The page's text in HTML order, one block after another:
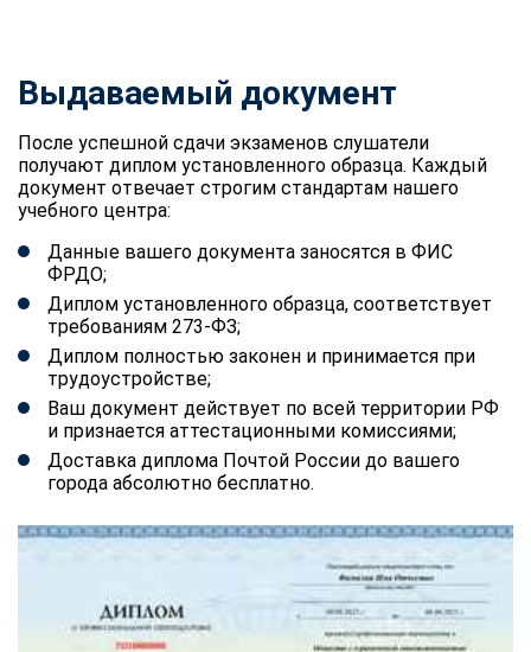
Выдаваемый документ
После успешной сдачи экзаменов слушатели
получают диплом установленного образца. Каждый
документ отвечает строгим стандартам нашего
учебного центра:
Данные вашего документа заносятся в ФИС
ФРДО;
Диплом установленного образца, соответствует
требованиям 273-ФЗ;
Диплом полностью законен и принимается при
трудоустройстве;
Ваш документ действует по всей территории РФ
и признается аттестационными комиссиями;
Доставка диплома Почтой России до вашего
города абсолютно бесплатно.